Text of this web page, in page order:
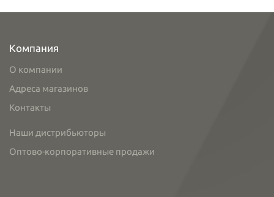
Компания
О компании
Адреса магазинов
Контакты
Наши дистрибьюторы
Оптово-корпоративные продажи